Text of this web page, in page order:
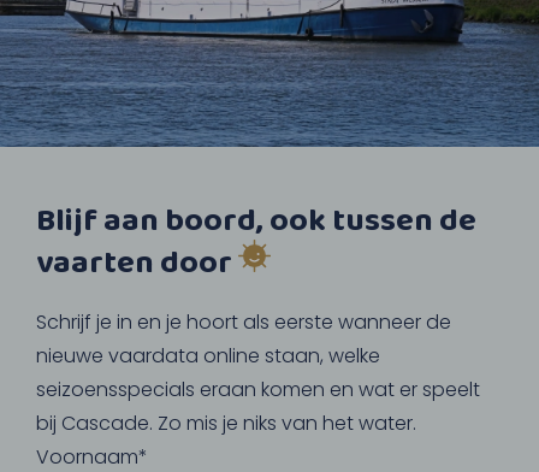
Blijf aan boord, ook tussen de
vaarten door
Schrijf je in en je hoort als eerste wanneer de
nieuwe vaardata online staan, welke
seizoensspecials eraan komen en wat er speelt
bij Cascade. Zo mis je niks van het water.
Voornaam*